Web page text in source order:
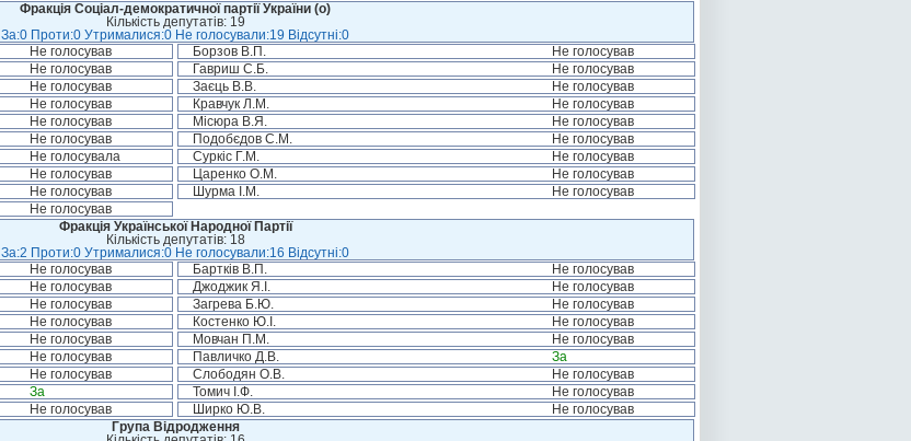
Фракція Соціал-демократичної партії України (о)
Кількість депутатів: 19
За:0 Проти:0 Утрималися:0 Не голосували:19 Відсутні:0
Не голосував Борзов В.П.
Не голосував
Не голосував Гавриш С.Б.
Не голосував
Не голосував Заєць В.В.
Не голосував
Не голосував Кравчук Л.М.
Не голосував
Не голосував Місюра В.Я.
Не голосував
Не голосував Подобєдов С.М.
Не голосував
Не голосувала Суркіс Г.М.
Не голосував
Не голосував Царенко О.М.
Не голосував
Не голосував Шурма І.М.
Не голосував
Не голосував
Фракція Української Народної Партії
Кількість депутатів: 18
За:2 Проти:0 Утрималися:0 Не голосували:16 Відсутні:0
Не голосував Бартків В.П.
Не голосував
Не голосував Джоджик Я.І.
Не голосував
Не голосував Загрева Б.Ю.
Не голосував
Не голосував Костенко Ю.І.
Не голосував
Не голосував Мовчан П.М.
Не голосував
Не голосував Павличко Д.В.
За
Не голосував Слободян О.В.
Не голосував
За Томич І.Ф.
Не голосував
Не голосував Ширко Ю.В.
Не голосував
Група Відродження